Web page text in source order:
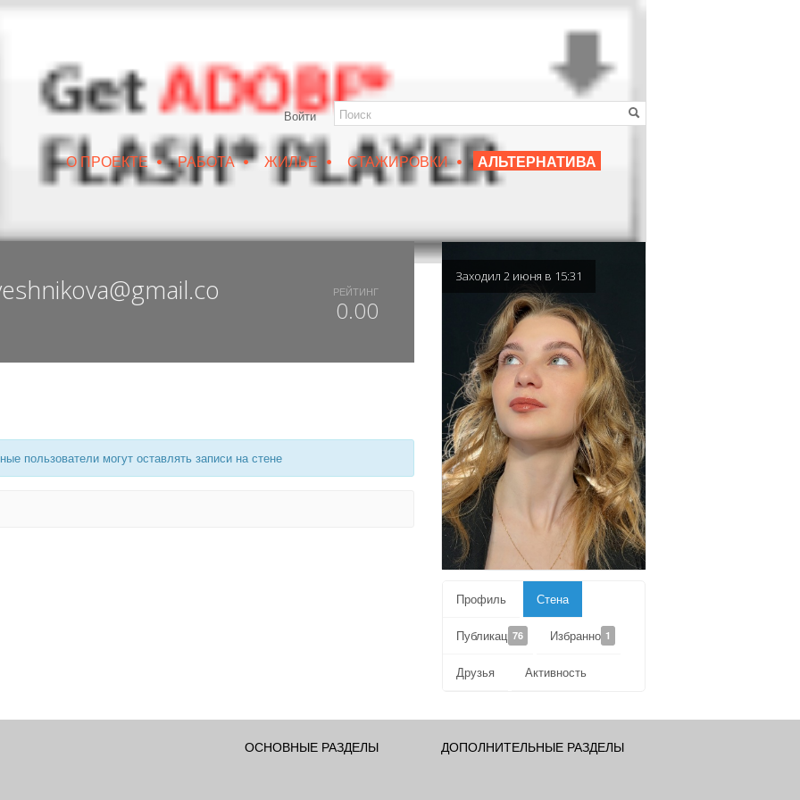
Войти
О ПРОЕКТЕ • РАБОТА • ЖИЛЬЕ • СТАЖИРОВКИ • АЛЬТЕРНАТИВА
IZRUIN | ВЕСНА 2019 | DUX 20-19 ДОСТУПНЫЙ ВОРОНЕЖ | ЛЮБИМЫЙ ПРЕПОДАВАТЕЛЬ
РЕЙТИНГ
0.00
пользователи могут оставлять записи на стене
Заходил 2 июня в 15:31
Профиль Стена
Публикации76 Избранное1
Друзья Активность
ОСНОВНЫЕ РАЗДЕЛЫ ДОПОЛНИТЕЛЬНЫЕ РАЗДЕЛЫ